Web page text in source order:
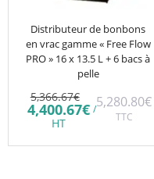
Distributeur de bonbons
en vrac gamme « Free Flow
PRO » 16 x 13.5 L + 6 bacs à
pelle
5,366.67€ Le
prix
initial
5,366.67€.
4,400.67€Le
est :
HT
/5,280.80€
TTC